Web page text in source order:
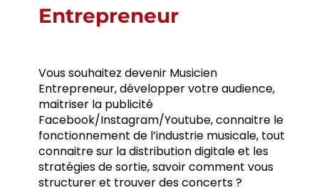
Entrepreneur
Vous souhaitez devenir Musicien
Entrepreneur, développer votre audience,
maitriser la publicité
Facebook/Instagram/Youtube, connaitre le
fonctionnement de l’industrie musicale, tout
connaitre sur la distribution digitale et les
stratégies de sortie, savoir comment vous
structurer et trouver des concerts ?